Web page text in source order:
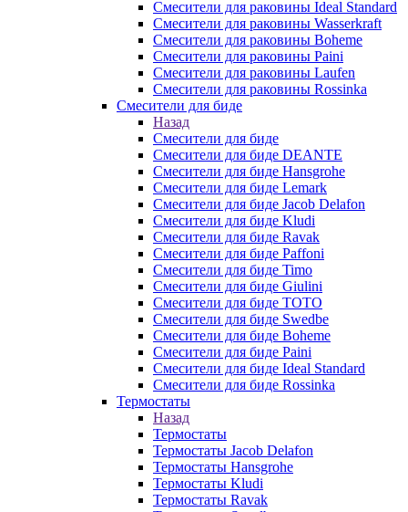
Смесители для раковины Ideal Standard
Смесители для раковины Wasserkraft
Смесители для раковины Boheme
Смесители для раковины Paini
Смесители для раковины Laufen
Смесители для раковины Rossinka
Смесители для биде
Назад
Смесители для биде
Смесители для биде DEANTE
Смесители для биде Hansgrohe
Смесители для биде Lemark
Смесители для биде Jacob Delafon
Смесители для биде Kludi
Смесители для биде Ravak
Смесители для биде Paffoni
Смесители для биде Timo
Смесители для биде Giulini
Смесители для биде TOTO
Смесители для биде Swedbe
Смесители для биде Boheme
Смесители для биде Paini
Смесители для биде Ideal Standard
Смесители для биде Rossinka
Термостаты
Назад
Термостаты
Термостаты Jacob Delafon
Термостаты Hansgrohe
Термостаты Kludi
Термостаты Ravak